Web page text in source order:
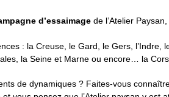
d’essaimage de l’Atelier
: la Creuse, le Gard, le Gers, l’Indre,
la Seine et Marne ou encore… la
de dynamiques ? Faites-vous